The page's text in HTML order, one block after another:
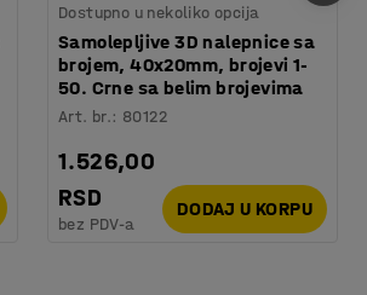
Dostupno u nekoliko opcija
Samolepljive 3D nalepnice sa
brojem, 40x20mm, brojevi 1-
50. Crne sa belim brojevima
Art. br.: 80122
1.526,00
RSD
bez PDV-a
DODAJ U KORPU